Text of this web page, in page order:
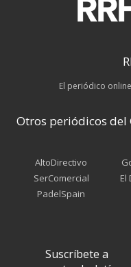
El periódico
Otros periódicos del
AltoDirectivo
SerComercial
PadelSpain
El
Suscríbete a